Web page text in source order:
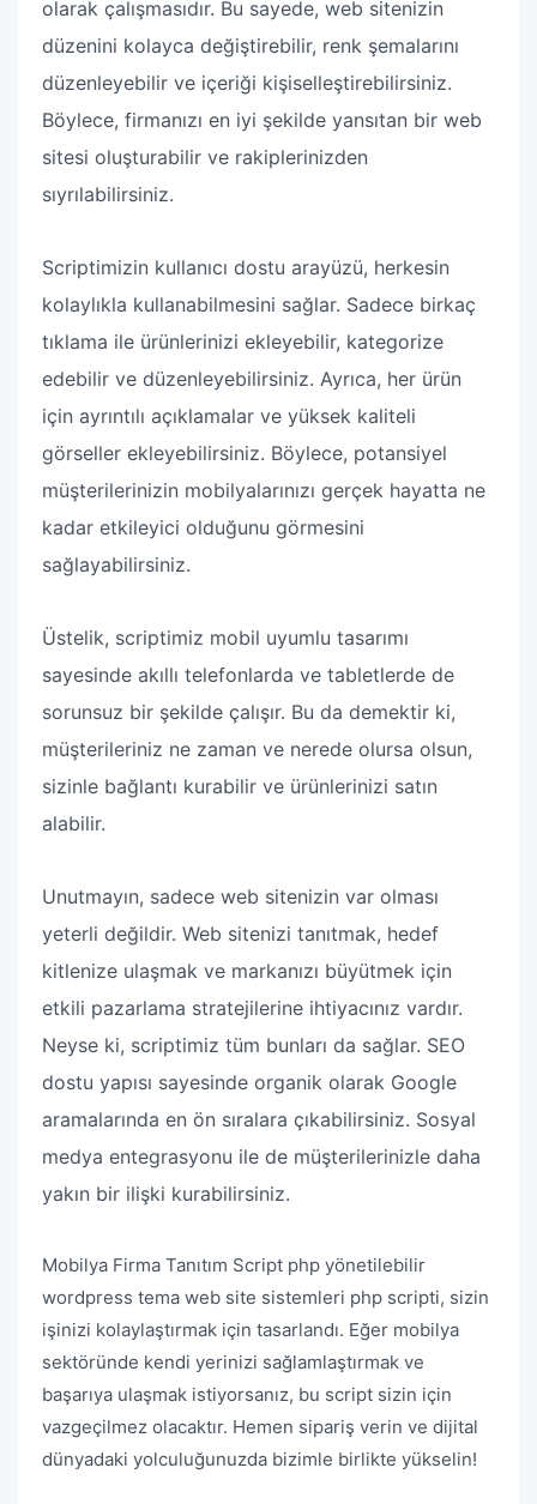
olarak çalışmasıdır. Bu sayede, web sitenizin
düzenini kolayca değiştirebilir, renk şemalarını
düzenleyebilir ve içeriği kişiselleştirebilirsiniz.
Böylece, firmanızı en iyi şekilde yansıtan bir web
sitesi oluşturabilir ve rakiplerinizden
sıyrılabilirsiniz.
Scriptimizin kullanıcı dostu arayüzü, herkesin
kolaylıkla kullanabilmesini sağlar. Sadece birkaç
tıklama ile ürünlerinizi ekleyebilir, kategorize
edebilir ve düzenleyebilirsiniz. Ayrıca, her ürün
için ayrıntılı açıklamalar ve yüksek kaliteli
görseller ekleyebilirsiniz. Böylece, potansiyel
müşterilerinizin mobilyalarınızı gerçek hayatta ne
kadar etkileyici olduğunu görmesini
sağlayabilirsiniz.
Üstelik, scriptimiz mobil uyumlu tasarımı
sayesinde akıllı telefonlarda ve tabletlerde de
sorunsuz bir şekilde çalışır. Bu da demektir ki,
müşterileriniz ne zaman ve nerede olursa olsun,
sizinle bağlantı kurabilir ve ürünlerinizi satın
alabilir.
Unutmayın, sadece web sitenizin var olması
yeterli değildir. Web sitenizi tanıtmak, hedef
kitlenize ulaşmak ve markanızı büyütmek için
etkili pazarlama stratejilerine ihtiyacınız vardır.
Neyse ki, scriptimiz tüm bunları da sağlar. SEO
dostu yapısı sayesinde organik olarak Google
aramalarında en ön sıralara çıkabilirsiniz. Sosyal
medya entegrasyonu ile de müşterilerinizle daha
yakın bir ilişki kurabilirsiniz.
Mobilya Firma Tanıtım Script php yönetilebilir
wordpress tema web site sistemleri php scripti, sizin
işinizi kolaylaştırmak için tasarlandı. Eğer mobilya
sektöründe kendi yerinizi sağlamlaştırmak ve
başarıya ulaşmak istiyorsanız, bu script sizin için
vazgeçilmez olacaktır. Hemen sipariş verin ve dijital
dünyadaki yolculuğunuzda bizimle birlikte yükselin!